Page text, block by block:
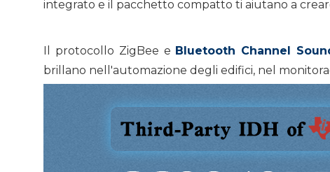
integrato e il pacchetto compatto ti aiutano a
Il protocollo ZigBee e Bluetooth Channel
brillano nell'automazione degli edifici, nel